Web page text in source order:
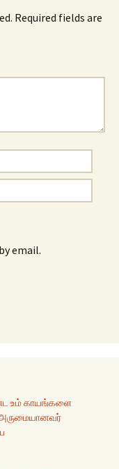
Required fields are
email.
உம் காயங்களை
அருமையானவர்